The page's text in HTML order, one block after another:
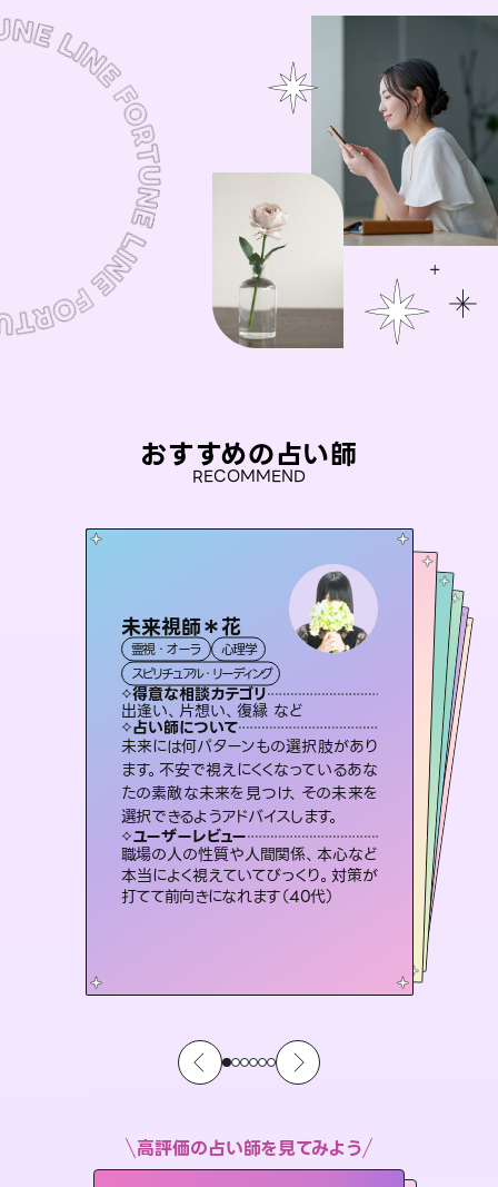
おすすめの占い師
RECOMMEND
未来視師＊花
霊視・オーラ
心理学
スピリチュアル・リーディング
得意な相談カテゴリ
出逢い、片想い、復縁 など
占い師について
未来には何パターンもの選択肢があり
ます。不安で視えにくくなっているあな
たの素敵な未来を見つけ、その未来を
選択できるようアドバイスします。
ユーザーレビュー
職場の人の性質や人間関係、本心など
本当によく視えていてびっくり。対策が
打てて前向きになれます（40代）
桃源珠羽（とうげんみう）
霊視・オーラ タロット
スピリチュアル・リーディング
得意な相談カテゴリ
片想い、あの人の気持ち、復縁 など
占い師について
恋愛のお悩みの中でも特に「曖昧な関
係」の相談を得意としており、友達以上
恋人未満なお相手との今後や本音を丁
寧に読み解き恋愛成就へと導きます。
ユーザーレビュー
鑑定していただいてアドバイス通りに行
動すると仲が復活してきました。ありが
とうございました（40代 女性）
彗望（すいぼう
霊視・オーラ
スピリチュアル・リーディング
得意な相談カテゴリ
片想い、あの人の気持ち、復縁 など
占い師について
3,700年以上の歴史を持つ東洋最古の
占術「易占」で詳細まで占い、幸せへ向
かう道筋を示します。厳しい結果にも具
体的な対策をお伝えします。
ユーザーレビュー
複雑な背景もしっかり聞いて鑑定して
いただけました。気持ちが楽になりまし
た（50代 女性）
セラピスト理恵
霊視・オーラ
スピリチュアル・リーディング
得意な相談カテゴリ
片想い、二人の未来、年の差 など
占い師について
連絡再開、復縁、成就などの報告実績多数。セラピストとして2万超の施術経験があるからこそできる鑑定で、より良い未来をサポートします。
ユーザーレビュー
とても心温まる鑑定でした。しかもこち
らは何も言っていないのに視えていらっ
しゃるんだなと驚きです（30代女性）
アイリス -iris-
西洋占星術
ルーン
得意な相談カテゴリ
恋愛総合、片想い、二人の未来 など
占い師について
復縁、恋愛、不倫の行方、同性愛や片
思い、仕事関係や借金問題まで知りた
いことや心の負担になっていることを
紐解き、背中をそっと押して導きます。
ユーザーレビュー
安心感のあり、言い切ってくれる所や濁
さない鑑定のおかげで、毎回自分の気
持ちを整えられます（30代 男性）
おう 霊感オラクル
霊視・オーラ
オラクルカード
得意な相談カテゴリ
恋愛総合、あの人の気持ち など
占い師について
霊視×オラクルカードを使って「今」と
「未来」そして「気になるあの人の気持
ち」まで丁寧に読み解き、恋や人生のヒ
ントを優しく引き出します。
ユーザーレビュー
不安な気持ちが嘘みたいに晴れまし
た…！よく視えていらっしゃるんだなと
感じました（40代 女性）
高評価の占い師を見てみよう